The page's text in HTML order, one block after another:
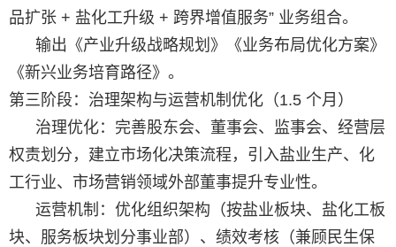
品扩张 + 盐化工升级 + 跨界增值服务” 业务组合。
输出《产业升级战略规划》《业务布局优化方案》
《新兴业务培育路径》。
第三阶段：治理架构与运营机制优化（1.5 个月）
治理优化：完善股东会、董事会、监事会、经营层
权责划分，建立市场化决策流程，引入盐业生产、化
工行业、市场营销领域外部董事提升专业性。
运营机制：优化组织架构（按盐业板块、盐化工板
块、服务板块划分事业部）、绩效考核（兼顾民生保